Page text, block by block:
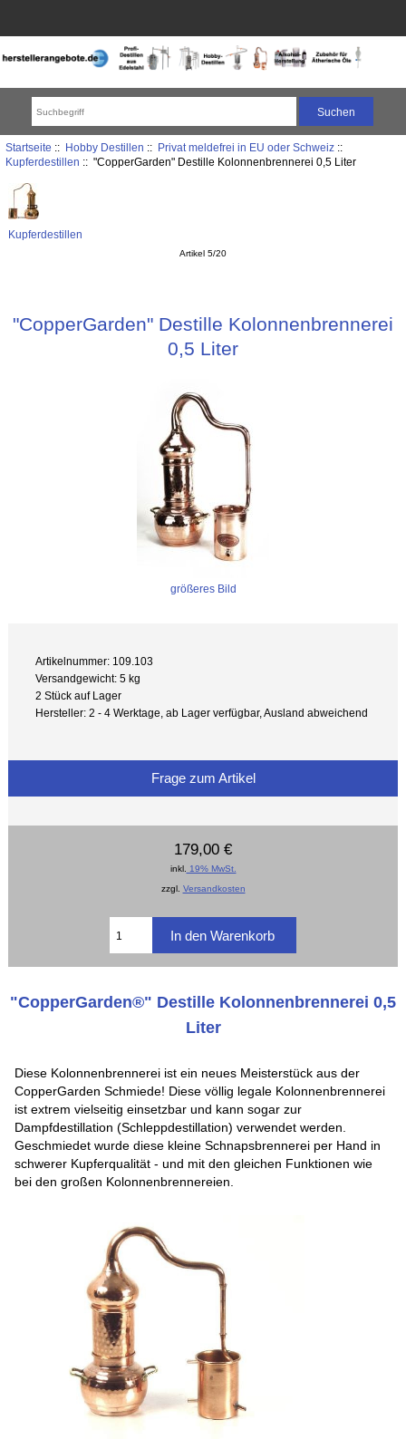
Startseite :: Hobby Destillen :: Privat meldefrei in EU oder Schweiz::
Kupferdestillen :: "CopperGarden" Destille Kolonnenbrennerei 0,5 Liter
Kupferdestillen
Artikel 5/20
"CopperGarden" Destille Kolonnenbrennerei
0,5 Liter
größeres Bild
Artikelnummer: 109.103
Versandgewicht: 5 kg
2 Stück auf Lager
Hersteller: 2 - 4 Werktage, ab Lager verfügbar, Ausland abweichend
Frage zum Artikel
179,00 €
inkl. 19% MwSt.
zzgl. Versandkosten
"CopperGarden®" Destille Kolonnenbrennerei 0,5
Liter
Diese Kolonnenbrennerei ist ein neues Meisterstück aus der
CopperGarden Schmiede! Diese völlig legale Kolonnenbrennerei
ist extrem vielseitig einsetzbar und kann sogar zur
Dampfdestillation (Schleppdestillation) verwendet werden.
Geschmiedet wurde diese kleine Schnapsbrennerei per Hand in
schwerer Kupferqualität - und mit den gleichen Funktionen wie
bei den großen Kolonnenbrennereien.